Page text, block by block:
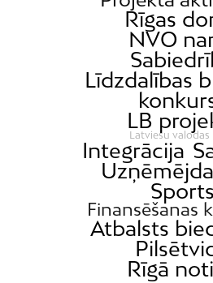
Rīgas
NVO
Līdzdalības
LB
Latviešu valodas
Integrācija
Sports
Finansēšanas
Atbalsts
Rīgā